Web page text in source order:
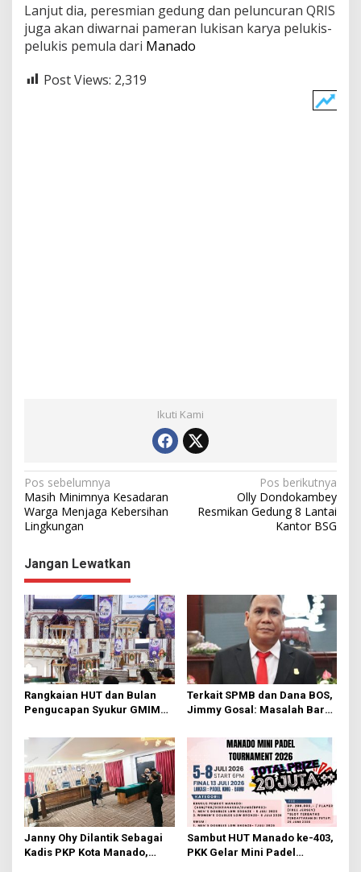
Lanjut dia, peresmian gedung dan peluncuran QRIS
juga akan diwarnai pameran lukisan karya pelukis-
pelukis pemula dari Manado
Post Views: 2,319
Ikuti Kami
N
a
v
i
g
a
s
i
p
o
s
Pos sebelumnya
Masih Minimnya Kesadaran
Warga Menjaga Kebersihan
Lingkungan
Pos berikutnya
Olly Dondokambey
Resmikan Gedung 8 Lantai
Kantor BSG
Jangan Lewatkan
Rangkaian HUT dan Bulan
Pengucapan Syukur GMIM
Dimulai, Pandelaki:
Kemuliaan Hanya Bagi
Tuhan Yesus
Terkait SPMB dan Dana BOS,
Jimmy Gosal: Masalah Baru
Terulang
Janny Ohy Dilantik Sebagai
Kadis PKP Kota Manado,
Sambut HUT Manado ke-403,
PKK Gelar Mini Padel